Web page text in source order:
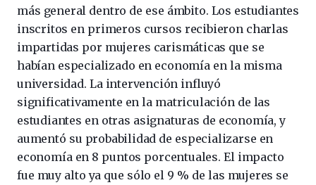
más general dentro de ese ámbito. Los estudiantes
inscritos en primeros cursos recibieron charlas
impartidas por mujeres carismáticas que se
habían especializado en economía en la misma
universidad. La intervención influyó
significativamente en la matriculación de las
estudiantes en otras asignaturas de economía, y
aumentó su probabilidad de especializarse en
economía en 8 puntos porcentuales. El impacto
fue muy alto ya que sólo el 9 % de las mujeres se